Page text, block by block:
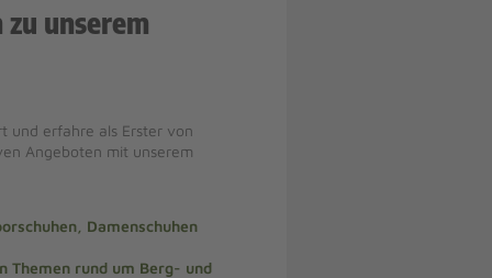
unserem
und erfahre als Erster von
Angeboten mit unserem
Damenschuhen
Themen rund um Berg- und